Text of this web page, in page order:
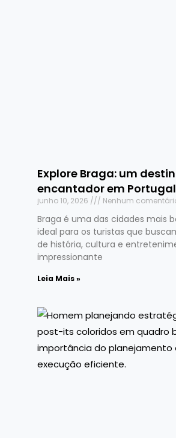
Explore Braga: um
encantador em Portugal
junho 10, 2026 Nenhum
Braga é uma das cidades mais
ideal para os turistas que
de história, cultura e
impressionante
Leia Mais »